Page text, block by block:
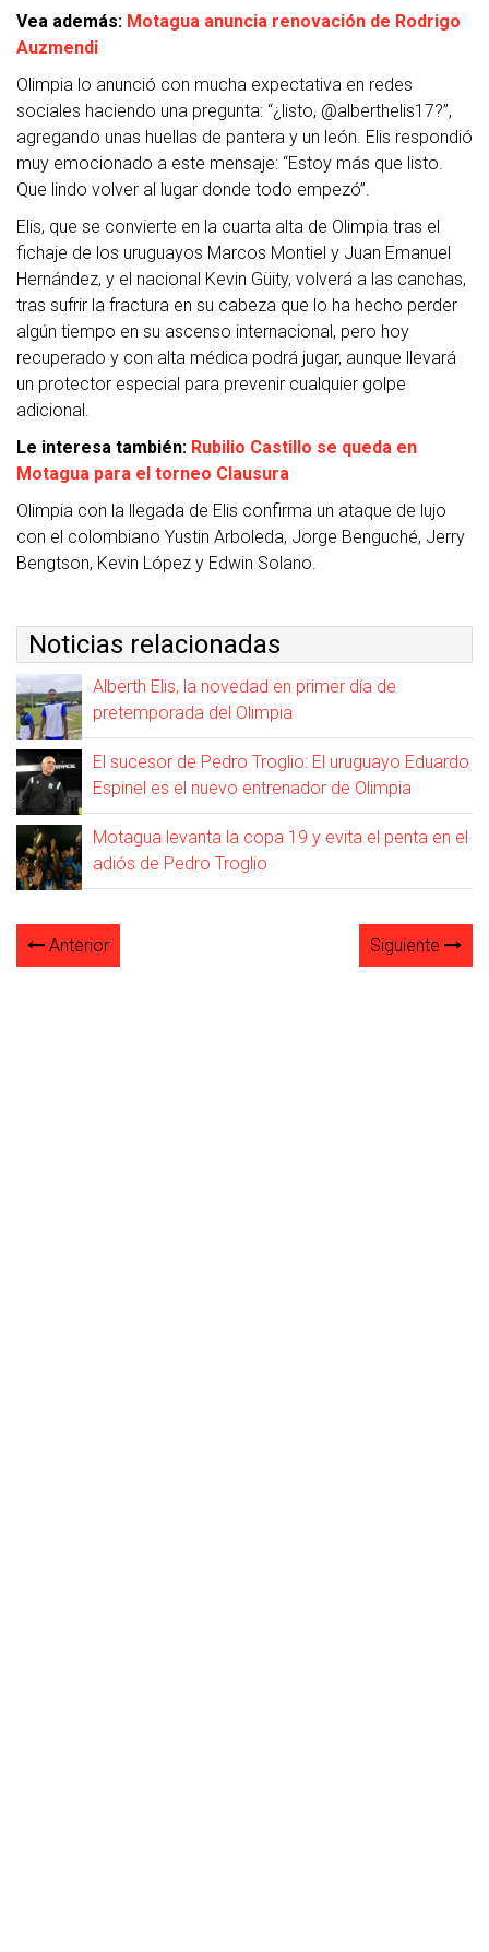
Vea además: Motagua anuncia renovación de Rodrigo
Auzmendi
Olimpia lo anunció con mucha expectativa en redes
sociales haciendo una pregunta: “¿listo, @alberthelis17?”,
agregando unas huellas de pantera y un león. Elis respondió
muy emocionado a este mensaje: “Estoy más que listo.
Que lindo volver al lugar donde todo empezó”.
Elis, que se convierte en la cuarta alta de Olimpia tras el
fichaje de los uruguayos Marcos Montiel y Juan Emanuel
Hernández, y el nacional Kevin Güity, volverá a las canchas,
tras sufrir la fractura en su cabeza que lo ha hecho perder
algún tiempo en su ascenso internacional, pero hoy
recuperado y con alta médica podrá jugar, aunque llevará
un protector especial para prevenir cualquier golpe
adicional.
Le interesa también: Rubilio Castillo se queda en
Motagua para el torneo Clausura
Olimpia con la llegada de Elis confirma un ataque de lujo
con el colombiano Yustin Arboleda, Jorge Benguché, Jerry
Bengtson, Kevin López y Edwin Solano.
Noticias relacionadas
Alberth Elis, la novedad en primer día de
pretemporada del Olimpia
El sucesor de Pedro Troglio: El uruguayo Eduardo
Espinel es el nuevo entrenador de Olimpia
Motagua levanta la copa 19 y evita el penta en el
adiós de Pedro Troglio
Anterior Siguiente